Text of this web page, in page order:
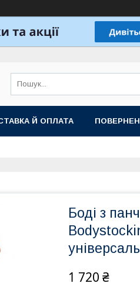
Й ОПЛАТА
Боді з
1 720 ₴